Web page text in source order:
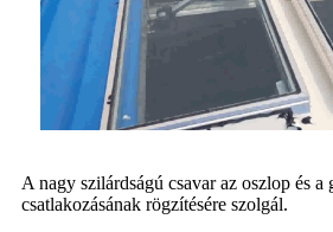
A nagy szilárdságú csavar az oszlop és a
csatlakozásának rögzítésére szolgál.